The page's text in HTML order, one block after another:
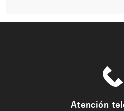
Atención